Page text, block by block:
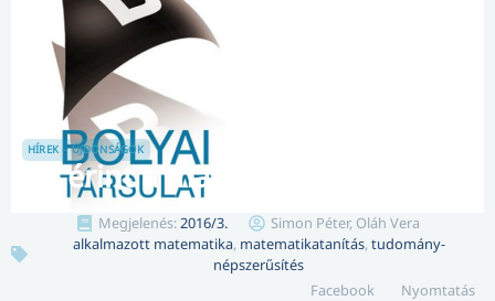
HÍREK – ÚJDONSÁGOK
Kit érint a matematika?
Megjelenés:2016/3.
Simon Péter, Oláh Vera
alkalmazott matematika, matematikatanítás, tudomány-
népszerűsítés
Facebook
Nyomtatás